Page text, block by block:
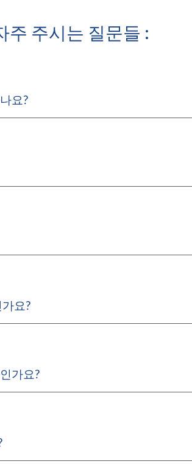
주 주시는 질문들 :
요?
요?
가요?